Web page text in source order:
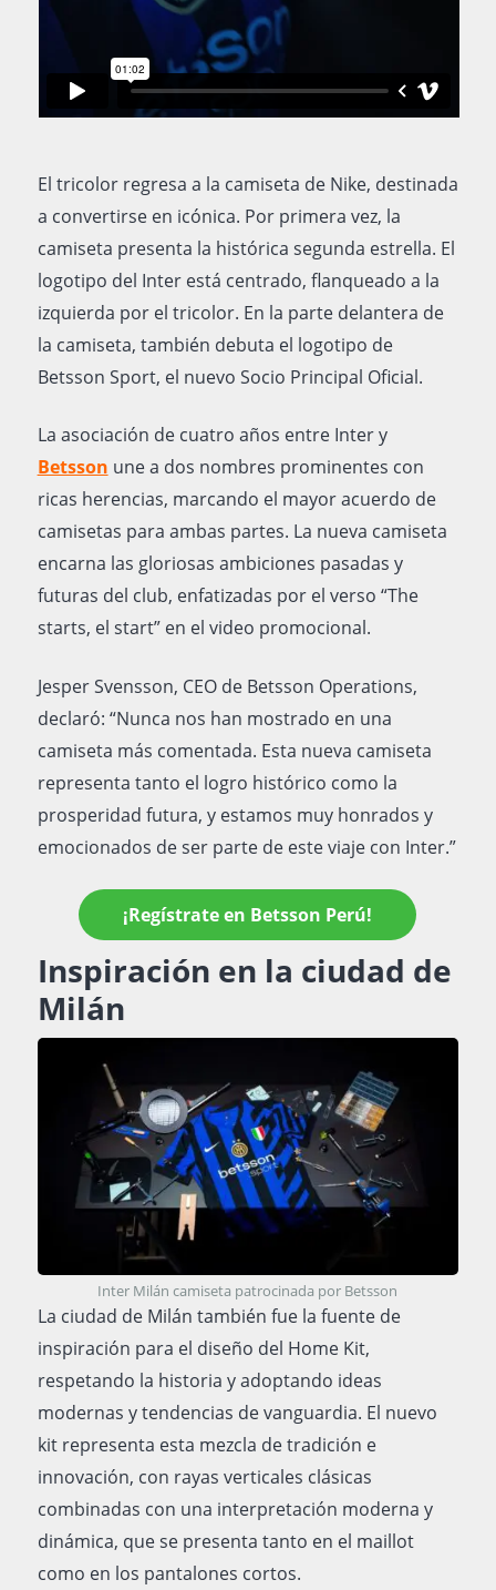
El tricolor regresa a la camiseta de Nike, destinada
a convertirse en icónica. Por primera vez, la
camiseta presenta la histórica segunda estrella. El
logotipo del Inter está centrado, flanqueado a la
izquierda por el tricolor. En la parte delantera de
la camiseta, también debuta el logotipo de
Betsson Sport, el nuevo Socio Principal Oficial.
La asociación de cuatro años entre Inter y
Betsson une a dos nombres prominentes con
ricas herencias, marcando el mayor acuerdo de
camisetas para ambas partes. La nueva camiseta
encarna las gloriosas ambiciones pasadas y
futuras del club, enfatizadas por el verso “The
starts, el start” en el video promocional.
Jesper Svensson, CEO de Betsson Operations,
declaró: “Nunca nos han mostrado en una
camiseta más comentada. Esta nueva camiseta
representa tanto el logro histórico como la
prosperidad futura, y estamos muy honrados y
emocionados de ser parte de este viaje con Inter.”
¡Regístrate en Betsson Perú!
Inspiración en la ciudad de
Milán
Inter Milán camiseta patrocinada por Betsson
La ciudad de Milán también fue la fuente de
inspiración para el diseño del Home Kit,
respetando la historia y adoptando ideas
modernas y tendencias de vanguardia. El nuevo
kit representa esta mezcla de tradición e
innovación, con rayas verticales clásicas
combinadas con una interpretación moderna y
dinámica, que se presenta tanto en el maillot
como en los pantalones cortos.